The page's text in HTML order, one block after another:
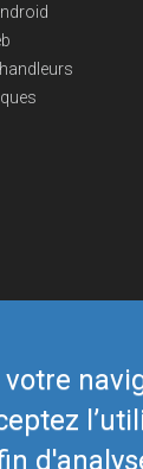
26441835
418-592-8862